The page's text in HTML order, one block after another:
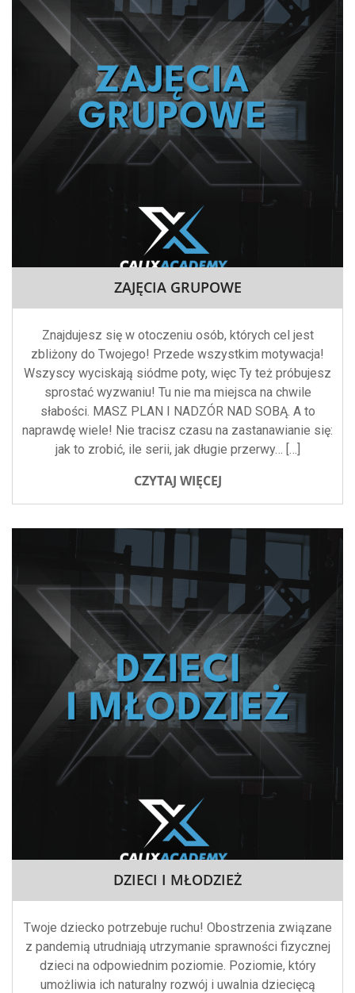
ZAJĘCIA GRUPOWE
Znajdujesz się w otoczeniu osób, których cel jest
zbliżony do Twojego! Przede wszystkim motywacja!
Wszyscy wyciskają siódme poty, więc Ty też próbujesz
sprostać wyzwaniu! Tu nie ma miejsca na chwile
słabości. MASZ PLAN I NADZÓR NAD SOBĄ. A to
naprawdę wiele! Nie tracisz czasu na zastanawianie się:
jak to zrobić, ile serii, jak długie przerwy… […]
CZYTAJ WIĘCEJ
DZIECI I MŁODZIEŻ
Twoje dziecko potrzebuje ruchu! Obostrzenia związane
z pandemią utrudniają utrzymanie sprawności fizycznej
dzieci na odpowiednim poziomie. Poziomie, który
umożliwia ich naturalny rozwój i uwalnia dziecięcą